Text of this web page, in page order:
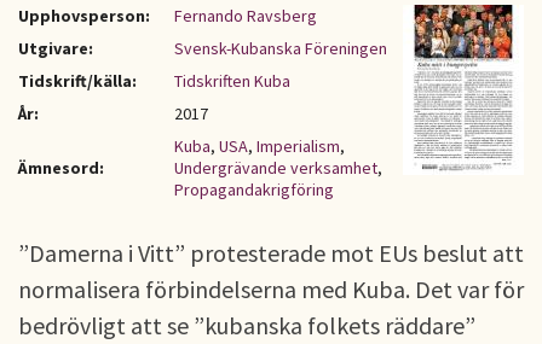
Upphovsperson:
Fernando Ravsberg
Utgivare:
Svensk-Kubanska Föreningen
Tidskrift/källa:
Tidskriften Kuba
År:
2017
Ämnesord:
Kuba, USA, Imperialism,
Undergrävande verksamhet,
Propagandakrigföring
”Damerna i Vitt” protesterade mot EUs beslut att
normalisera förbindelserna med Kuba. Det var för
bedrövligt att se ”kubanska folkets räddare”